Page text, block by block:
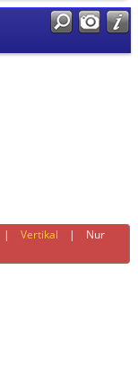
|Vertikal | Nur